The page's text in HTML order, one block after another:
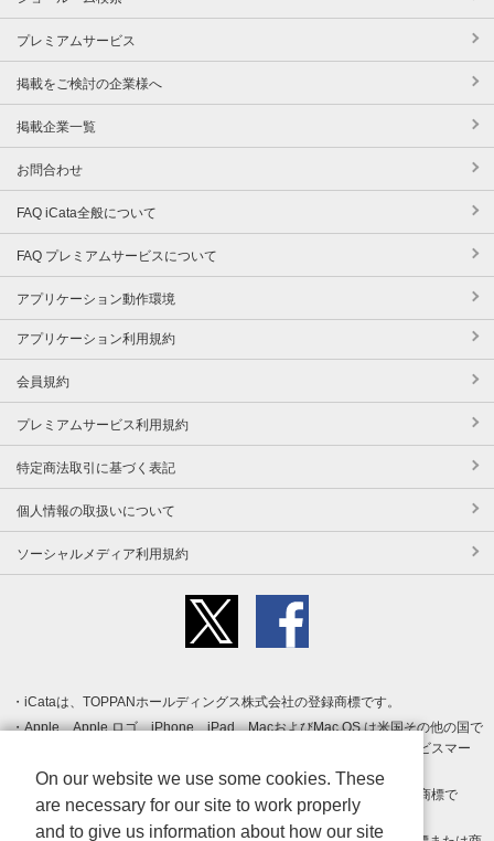
プレミアムサービス
掲載をご検討の企業様へ
掲載企業一覧
お問合わせ
FAQ iCata全般について
FAQ プレミアムサービスについて
アプリケーション動作環境
アプリケーション利用規約
会員規約
プレミアムサービス利用規約
特定商法取引に基づく表記
個人情報の取扱いについて
ソーシャルメディア利用規約
iCataは、TOPPANホールディングス株式会社の登録商標です。
Apple、Apple ロゴ、iPhone、iPad、MacおよびMac OS は米国その他の国で
登録された Apple Inc. の商標です。App Store は Apple Inc. のサービスマー
クです。
Android、Google Play および Google Play ロゴ は Google LLC の商標で
す。
On our website we use some cookies. These
are necessary for our site to work properly
and to give us information about how our site